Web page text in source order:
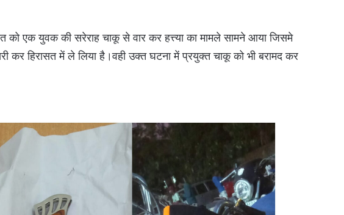
को एक युवक की सरेराह चाकू से वार कर हत्त्या का मामले सामने आया जिसमे
कर हिरासत में ले लिया है।वही उक्त घटना में प्रयुक्त चाकू को भी बरामद कर